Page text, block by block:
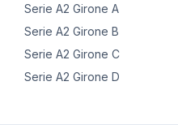
Serie A2 Girone A
Serie A2 Girone B
Serie A2 Girone C
Serie A2 Girone D